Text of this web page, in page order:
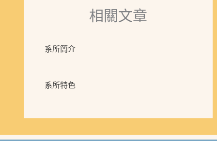
相關文章
系所簡介
系所特色